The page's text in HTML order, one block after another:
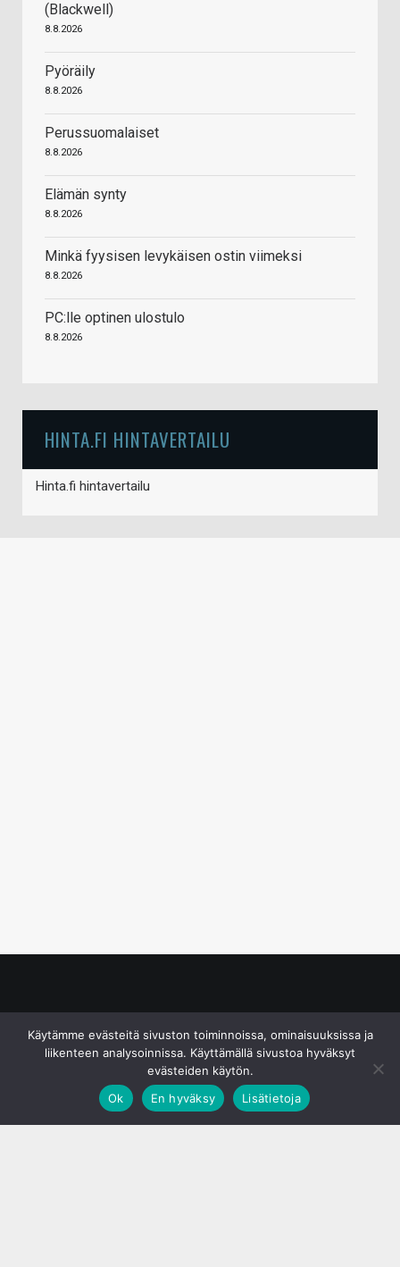
(Blackwell)
8.8.2026
Pyöräily
8.8.2026
Perussuomalaiset
8.8.2026
Elämän synty
8.8.2026
Minkä fyysisen levykäisen ostin viimeksi
8.8.2026
PC:lle optinen ulostulo
8.8.2026
HINTA.FI HINTAVERTAILU
Hinta.fi hintavertailu
Käytämme evästeitä sivuston toiminnoissa, ominaisuuksissa ja
liikenteen analysoinnissa. Käyttämällä sivustoa hyväksyt
evästeiden käytön.
Ok
En hyväksy Lisätietoja